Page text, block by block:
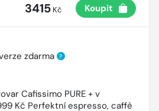
3415Kč Koupit
zdarma ?
Cafissimo PURE + v
Kč Perfektní espresso, caffè